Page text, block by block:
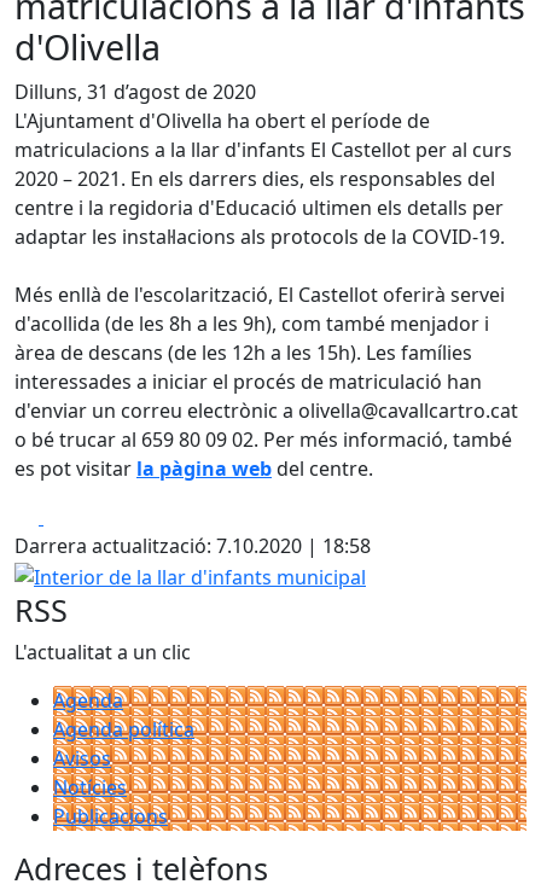
d'Olivella
Dilluns, 31 d’agost de 2020
L'Ajuntament d'Olivella ha obert el període de
matriculacions a la llar d'infants El Castellot per al curs
2020 – 2021. En els darrers dies, els responsables del
centre i la regidoria d'Educació ultimen els detalls per
adaptar les instal·lacions als protocols de la COVID-19.
Més enllà de l'escolarització, El Castellot oferirà servei
d'acollida (de les 8h a les 9h), com també menjador i
àrea de descans (de les 12h a les 15h). Les famílies
interessades a iniciar el procés de matriculació han
d'enviar un correu electrònic a olivella@cavallcartro.cat
o bé trucar al 659 80 09 02. Per més informació, també
es pot visitar la pàgina webdel centre.
Darrera actualització: 7.10.2020 | 18:58
Interior de la llar d'infants municipal
RSS
L'actualitat a un clic
Agenda
Agenda política
Avisos
Notícies
Publicacions
Adreces i telèfons